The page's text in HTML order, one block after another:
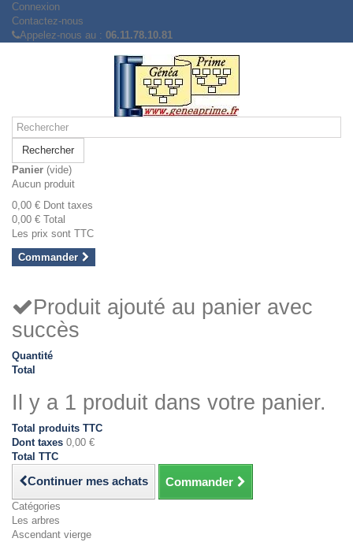
Connexion
Contactez-nous
Appelez-nous au : 06.11.78.10.81
Rechercher
Panier (vide)
Aucun produit
0,00 € Dont taxes
0,00 € Total
Les prix sont TTC
Commander
Produit ajouté au panier avec
succès
Quantité
Total
Il y a 1 produit dans votre panier.
Total produits TTC
Dont taxes 0,00 €
Total TTC
Continuer mes achats Commander
Catégories
Les arbres
Ascendant vierge